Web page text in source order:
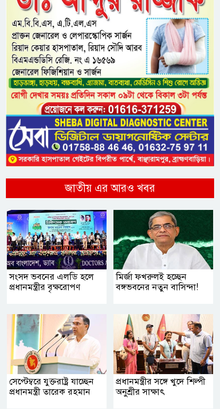
জাতীয় এর আরও খবর
সংসদ ভবনের এলডি হলে
প্রধানমন্ত্রীর বৃক্ষরোপণ
মির্জা ফখরুলই হচ্ছেন
বঙ্গভবনের নতুন বাসিন্দা!
সেপ্টেম্বরে যুক্তরাষ্ট্র যাচ্ছেন
প্রধানমন্ত্রী তারেক রহমান
প্রধানমন্ত্রীর সঙ্গে খুদে শিল্পী
অনুশ্রীর সাক্ষাৎ